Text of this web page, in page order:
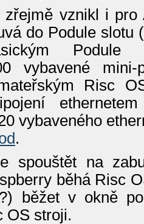
zřejmě vznikl i
do Podule slotu
vybavené
Risc
vybaveného
.
spouštět na
běhá Risc
běžet v okně
OS stroji.